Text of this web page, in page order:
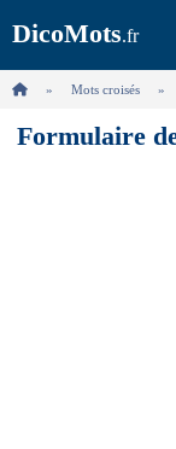
DicoMots.fr
Mots croisés
Formulaire